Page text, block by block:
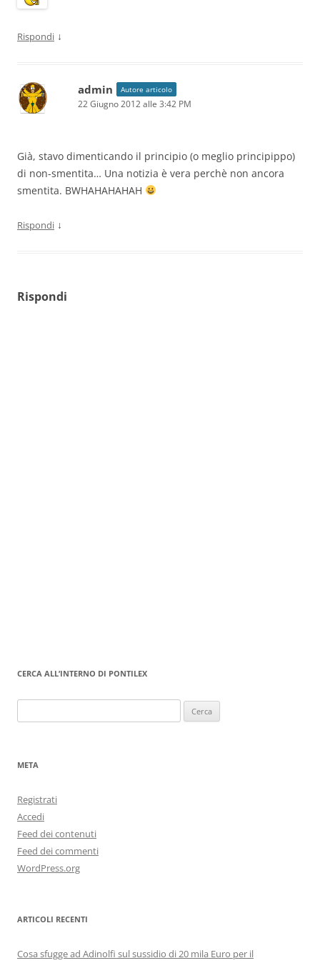
Rispondi ↓
admin Autore articolo
22 Giugno 2012 alle 3:42 PM
Già, stavo dimenticando il principio (o meglio principippo)
di non-smentita… Una notizia è vera perchè non ancora
smentita. BWHAHAHAHAH
Rispondi ↓
Rispondi
CERCA ALL’INTERNO DI PONTILEX
per:
META
Registrati
Accedi
Feed dei contenuti
Feed dei commenti
WordPress.org
ARTICOLI RECENTI
Cosa sfugge ad Adinolfi sul sussidio di 20 mila Euro per il